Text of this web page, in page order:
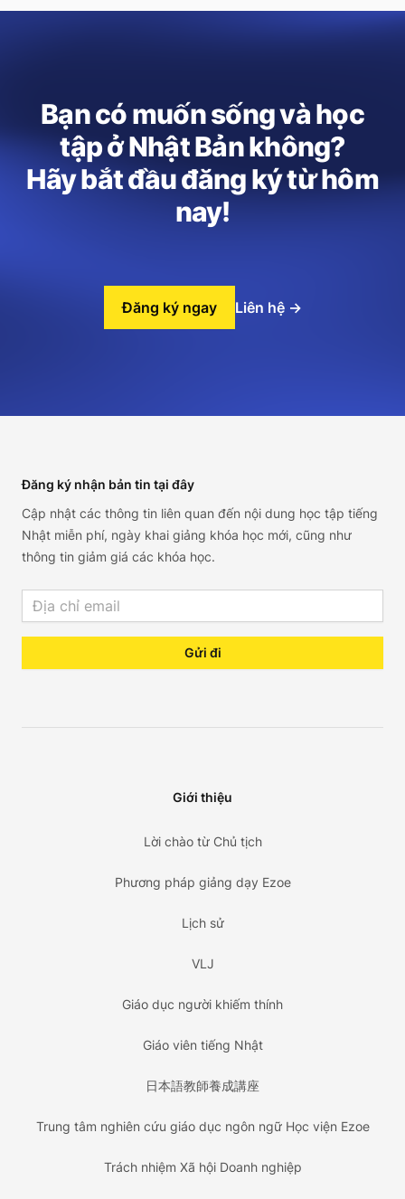
Bạn có muốn sống và học
tập ở Nhật Bản không?
Hãy bắt đầu đăng ký từ hôm
nay!
Đăng ký ngay Liên hệ →
Đăng ký nhận bản tin tại đây
Cập nhật các thông tin liên quan đến nội dung học tập tiếng
Nhật miễn phí, ngày khai giảng khóa học mới, cũng như
thông tin giảm giá các khóa học.
Email address
Gửi đi
Giới thiệu
Lời chào từ Chủ tịch
Phương pháp giảng dạy Ezoe
Lịch sử
VLJ
Giáo dục người khiếm thính
Giáo viên tiếng Nhật
日本語教師養成講座
Trung tâm nghiên cứu giáo dục ngôn ngữ Học viện Ezoe
Trách nhiệm Xã hội Doanh nghiệp